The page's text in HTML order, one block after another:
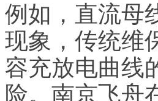
例如，直流母
现象，传统维
容充放电曲线
险。南京飞舟